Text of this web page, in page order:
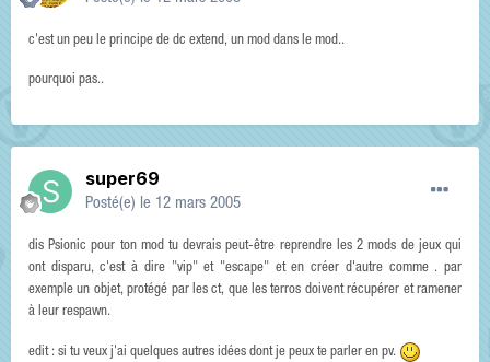
c'est un peu le principe de dc extend, un mod dans le mod..
pourquoi pas..
super69
Posté(e) le 12 mars 2005
dis Psionic pour ton mod tu devrais peut-être reprendre les 2 mods de jeux qui
ont disparu, c'est à dire "vip" et "escape" et en créer d'autre comme . par
exemple un objet, protégé par les ct, que les terros doivent récupérer et ramener
à leur respawn.
edit : si tu veux j'ai quelques autres idées dont je peux te parler en pv.